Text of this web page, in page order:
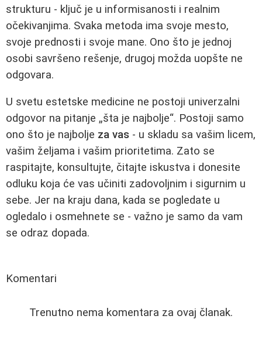
strukturu - ključ je u informisanosti i realnim
očekivanjima. Svaka metoda ima svoje mesto,
svoje prednosti i svoje mane. Ono što je jednoj
osobi savršeno rešenje, drugoj možda uopšte ne
odgovara.
U svetu estetske medicine ne postoji univerzalni
odgovor na pitanje „šta je najbolje“. Postoji samo
ono što je najbolje za vas - u skladu sa vašim licem,
vašim željama i vašim prioritetima. Zato se
raspitajte, konsultujte, čitajte iskustva i donesite
odluku koja će vas učiniti zadovoljnim i sigurnim u
sebe. Jer na kraju dana, kada se pogledate u
ogledalo i osmehnete se - važno je samo da vam
se odraz dopada.
Komentari
Trenutno nema komentara za ovaj članak.